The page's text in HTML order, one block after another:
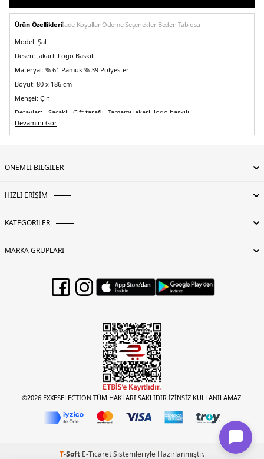
Ürün Özellikleriİade KoşullarıÖdeme SeçenekleriBeden Tablosu
Model: Şal
Desen: Jakarlı Logo Baskılı
Materyal: % 61 Pamuk % 39 Polyester
Boyut: 80 x 186 cm
Menşei: Çin
Detaylar:
- Saçaklı- Çift taraflı- Tamamı jakarlı logo baskılı
5DK1XM002019AF19835UC001.07
Devamını Gör
ÖNEMLİ BİLGİLER
HIZLI ERİŞİM
KATEGORİLER
MARKA GRUPLARI
©2026 EXXESELECTION TÜM HAKLARI SAKLIDIR.İZİNSİZ KULLANILAMAZ.
T-Soft E-TicaretSistemleriyle Hazırlanmıştır.